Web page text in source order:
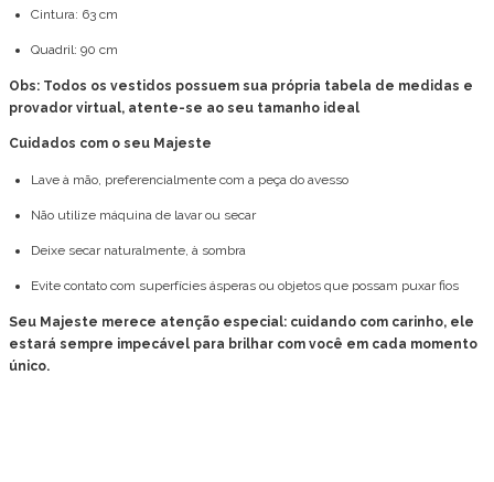
Cintura: 63 cm
Quadril: 90 cm
Obs: Todos os vestidos possuem sua própria tabela de medidas e
provador virtual, atente-se ao seu tamanho ideal
Cuidados com o seu Majeste
Lave à mão, preferencialmente com a peça do avesso
Não utilize máquina de lavar ou secar
Deixe secar naturalmente, à sombra
Evite contato com superfícies ásperas ou objetos que possam puxar fios
Seu Majeste merece atenção especial: cuidando com carinho, ele
estará sempre impecável para brilhar com você em cada momento
único.